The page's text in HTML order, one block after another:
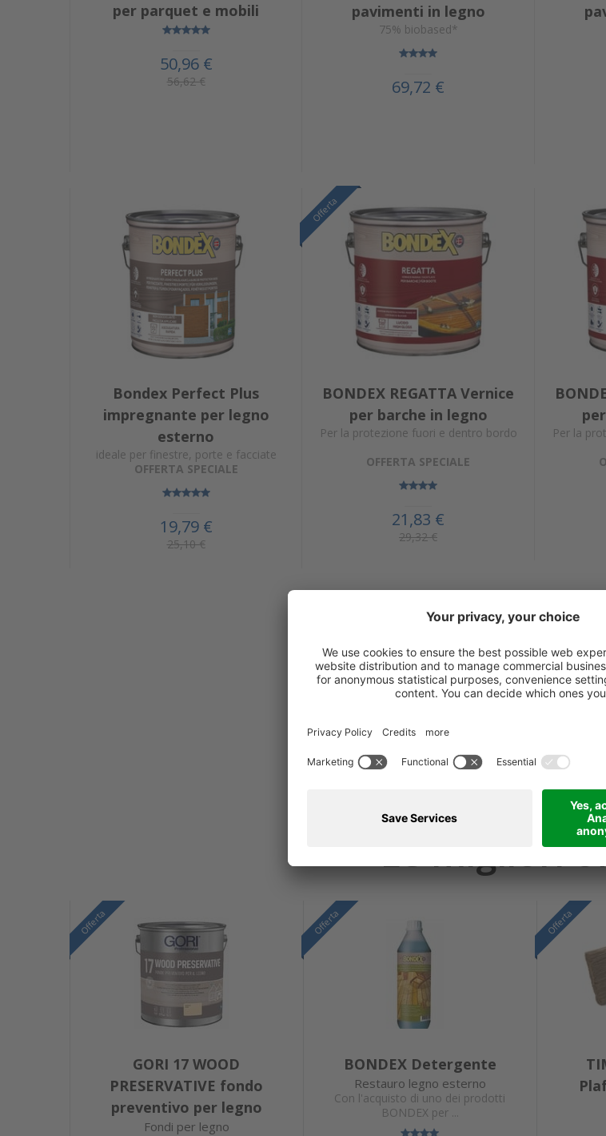
per parquet e mobili
50,96 €
56,62 €
pavimenti in legno
75% biobased*
69,72 €
Bondex Perfect Plus
impregnante per legno
esterno
ideale per finestre, porte e facciate
OFFERTA SPECIALE
19,79 €
25,10 €
Offerta
Offerta
Offerta
BONDEX REGATTA Vernice
per barche in legno
Per la protezione fuori e dentro bordo
OFFERTA SPECIALE
21,83 €
29,32 €
Per la
Ulteriori prodotti
Le migliori
Offerta
GORI 17 WOOD
PRESERVATIVE fondo
preventivo per legno
Fondi per legno
Offerta
BONDEX Detergente
Restauro legno esterno
Con l'acquisto di uno dei prodotti
BONDEX per ...
Offerta